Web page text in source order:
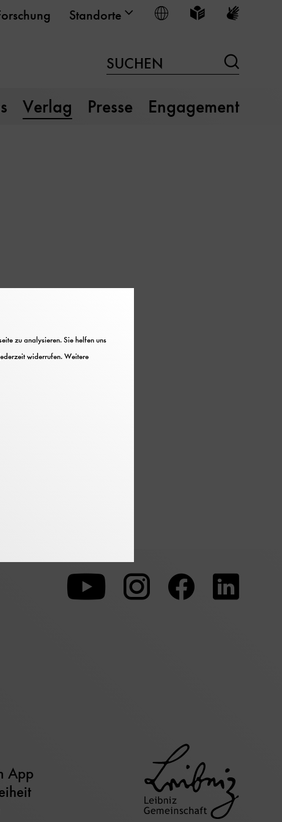
Standorte Sprache wählen
Leichte Sprache
SUCHEN
Verlag Presse Engagement
App
Zu
unserer
Zu
unserer
Zu
unserer
zu analysieren. Sie helfen uns
widerrufen. Weitere